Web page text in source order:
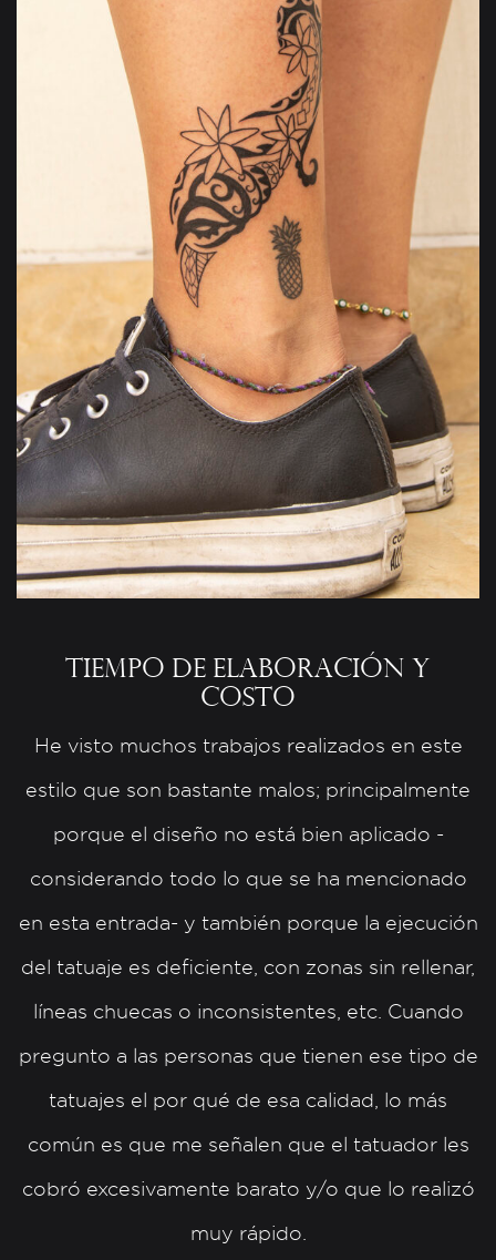
Tiempo de elaboración y
costo
He visto muchos trabajos realizados en este
estilo que son bastante malos; principalmente
porque el diseño no está bien aplicado -
considerando todo lo que se ha mencionado
en esta entrada- y también porque la ejecución
del tatuaje es deficiente, con zonas sin rellenar,
líneas chuecas o inconsistentes, etc. Cuando
pregunto a las personas que tienen ese tipo de
tatuajes el por qué de esa calidad, lo más
común es que me señalen que el tatuador les
cobró excesivamente barato y/o que lo realizó
muy rápido.